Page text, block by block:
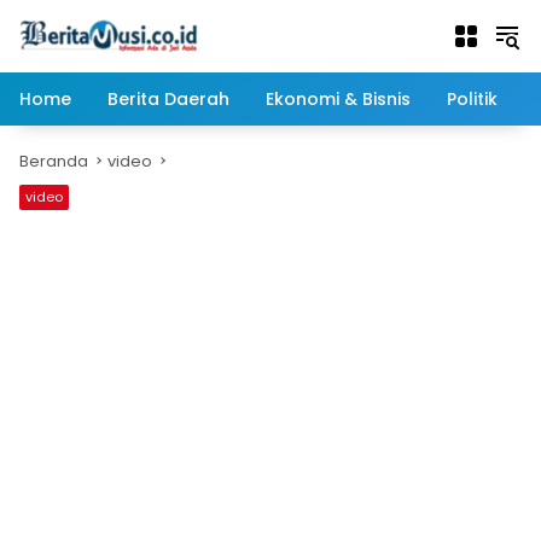
Home
Berita Daerah Ekonomi & Bisnis Politik
Beranda video
video